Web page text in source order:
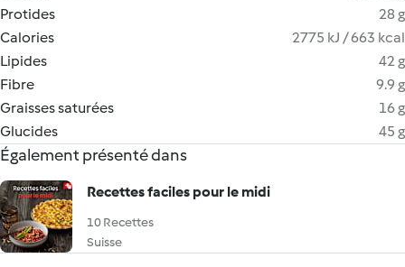
Protides
28 g
Calories
2775 kJ / 663 kcal
Lipides
42 g
Fibre
9.9 g
Graisses saturées
16 g
Glucides
45 g
Également présenté dans
Recettes faciles pour le midi
10 Recettes
Suisse